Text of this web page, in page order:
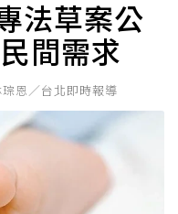
法草案公
間需求
恩／台北即時報導